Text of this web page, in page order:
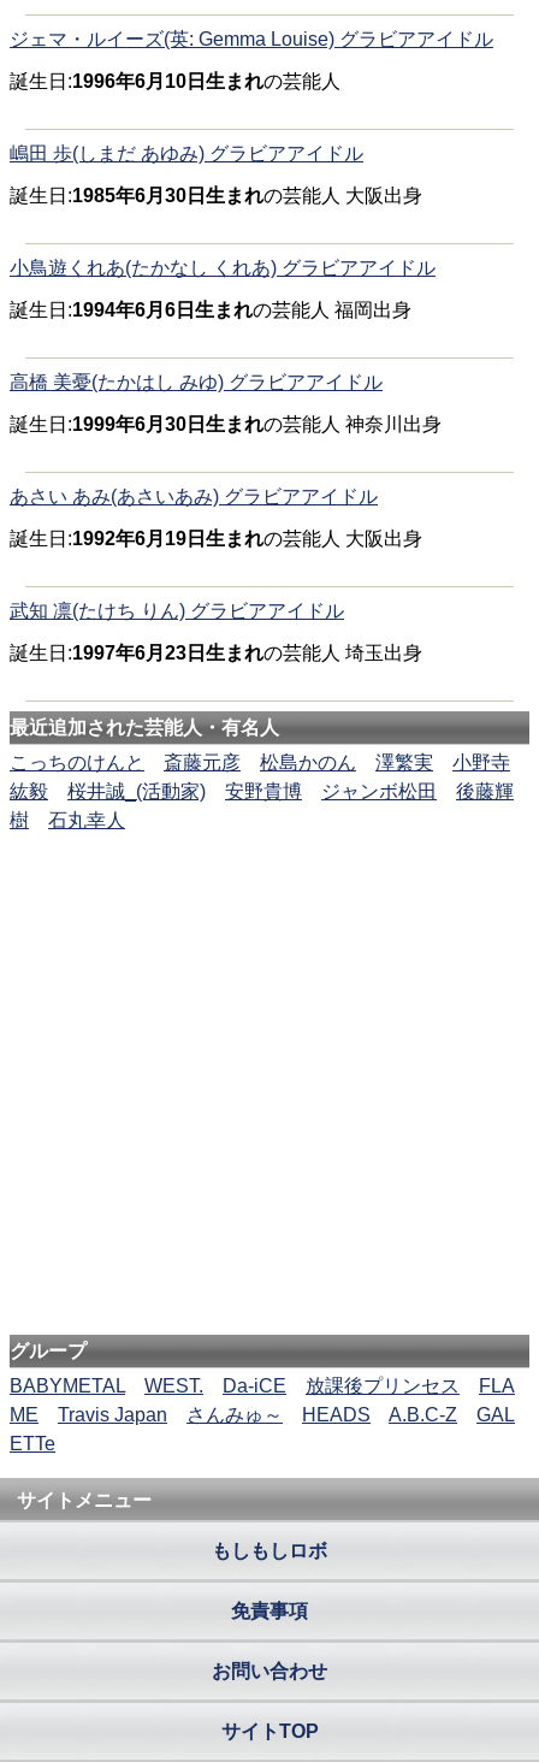
ジェマ・ルイーズ(英: Gemma Louise) グラビアアイドル
誕生日:1996年6月10日生まれの芸能人
嶋田 歩(しまだ あゆみ) グラビアアイドル
誕生日:1985年6月30日生まれの芸能人 大阪出身
小鳥遊くれあ(たかなし くれあ) グラビアアイドル
誕生日:1994年6月6日生まれの芸能人 福岡出身
高橋 美憂(たかはし みゆ) グラビアアイドル
誕生日:1999年6月30日生まれの芸能人 神奈川出身
あさい あみ(あさいあみ) グラビアアイドル
誕生日:1992年6月19日生まれの芸能人 大阪出身
武知 凛(たけち りん) グラビアアイドル
誕生日:1997年6月23日生まれの芸能人 埼玉出身
最近追加された芸能人・有名人
こっちのけんと
斎藤元彦 松島かのん 澤繁実
小野寺
紘毅
桜井誠_(活動家) 安野貴博 ジャンボ松田
後藤輝
樹
石丸幸人
グループ
BABYMETAL
WEST. Da-iCE 放課後プリンセス
FLA
ME
Travis Japan さんみゅ～ HEADS A.B.C-Z
GAL
ETTe
サイトメニュー
もしもしロボ
免責事項
お問い合わせ
サイトTOP